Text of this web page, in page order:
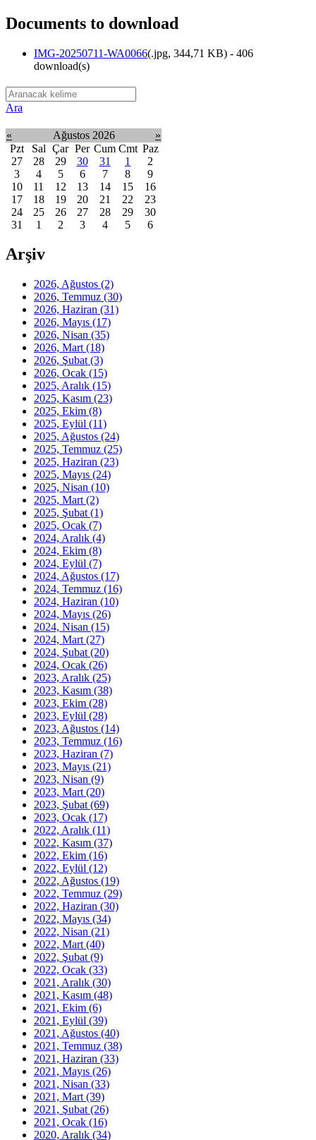
Documents to download
IMG-20250711-WA0066(.jpg, 344,71 KB) - 406
download(s)
Ara
« Ağustos 2026
»
Pzt
Sal Çar Per Cum Cmt Paz
27
28 29 30 31 1
2
3
4 5 6 7 8
9
10
11 12 13 14 15
16
17
18 19 20 21 22
23
24
25 26 27 28 29
30
31
1 2 3 4 5 6
Arşiv
2026, Ağustos (2)
2026, Temmuz (30)
2026, Haziran (31)
2026, Mayıs (17)
2026, Nisan (35)
2026, Mart (18)
2026, Şubat (3)
2026, Ocak (15)
2025, Aralık (15)
2025, Kasım (23)
2025, Ekim (8)
2025, Eylül (11)
2025, Ağustos (24)
2025, Temmuz (25)
2025, Haziran (23)
2025, Mayıs (24)
2025, Nisan (10)
2025, Mart (2)
2025, Şubat (1)
2025, Ocak (7)
2024, Aralık (4)
2024, Ekim (8)
2024, Eylül (7)
2024, Ağustos (17)
2024, Temmuz (16)
2024, Haziran (10)
2024, Mayıs (26)
2024, Nisan (15)
2024, Mart (27)
2024, Şubat (20)
2024, Ocak (26)
2023, Aralık (25)
2023, Kasım (38)
2023, Ekim (28)
2023, Eylül (28)
2023, Ağustos (14)
2023, Temmuz (16)
2023, Haziran (7)
2023, Mayıs (21)
2023, Nisan (9)
2023, Mart (20)
2023, Şubat (69)
2023, Ocak (17)
2022, Aralık (11)
2022, Kasım (37)
2022, Ekim (16)
2022, Eylül (12)
2022, Ağustos (19)
2022, Temmuz (29)
2022, Haziran (30)
2022, Mayıs (34)
2022, Nisan (21)
2022, Mart (40)
2022, Şubat (9)
2022, Ocak (33)
2021, Aralık (30)
2021, Kasım (48)
2021, Ekim (6)
2021, Eylül (39)
2021, Ağustos (40)
2021, Temmuz (38)
2021, Haziran (33)
2021, Mayıs (26)
2021, Nisan (33)
2021, Mart (39)
2021, Şubat (26)
2021, Ocak (16)
2020, Aralık (34)